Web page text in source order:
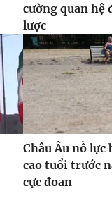
cường quan hệ
lược
Châu Âu nỗ lực
cao tuổi trước
cực đoan